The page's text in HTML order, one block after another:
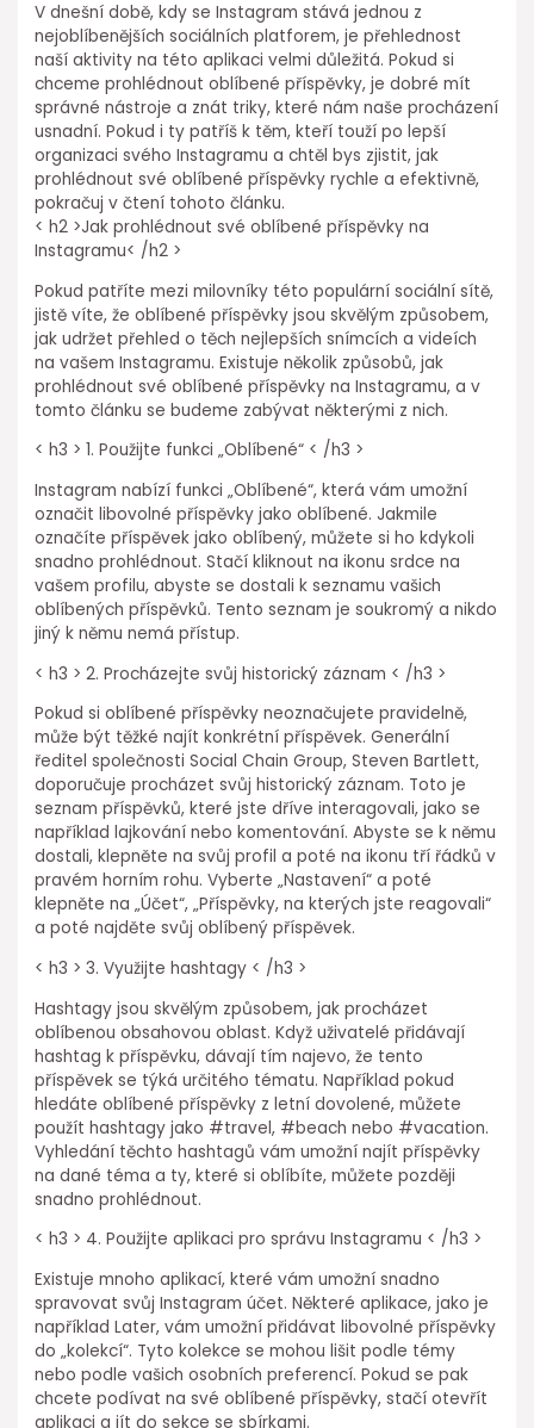
V dnešní době, kdy se Instagram stává jednou z
nejoblíbenějších sociálních platforem, je přehlednost
naší aktivity na této aplikaci velmi důležitá. Pokud si
chceme prohlédnout oblíbené příspěvky, je dobré mít
správné nástroje a znát triky, které nám naše procházení
usnadní. Pokud i ty patříš k těm, kteří touží po lepší
organizaci svého Instagramu a chtěl bys zjistit, jak
prohlédnout své oblíbené příspěvky rychle a efektivně,
pokračuj v čtení tohoto článku.
< h2 >Jak prohlédnout své oblíbené příspěvky na
Instagramu< /h2 >
Pokud patříte mezi milovníky této populární sociální sítě,
jistě víte, že oblíbené příspěvky jsou skvělým způsobem,
jak udržet přehled o těch nejlepších snímcích a videích
na vašem Instagramu. Existuje několik způsobů, jak
prohlédnout své oblíbené příspěvky na Instagramu, a v
tomto článku se budeme zabývat některými z nich.
< h3 > 1. Použijte funkci „Oblíbené“ < /h3 >
Instagram nabízí funkci „Oblíbené“, která vám umožní
označit libovolné příspěvky jako oblíbené. Jakmile
označíte příspěvek jako oblíbený, můžete si ho kdykoli
snadno prohlédnout. Stačí kliknout na ikonu srdce na
vašem profilu, abyste se dostali k seznamu vašich
oblíbených příspěvků. Tento seznam je soukromý a nikdo
jiný k němu nemá přístup.
< h3 > 2. Procházejte svůj historický záznam < /h3 >
Pokud si oblíbené příspěvky neoznačujete pravidelně,
může být těžké najít konkrétní příspěvek. Generální
ředitel společnosti Social Chain Group, Steven Bartlett,
doporučuje procházet svůj historický záznam. Toto je
seznam příspěvků, které jste dříve interagovali, jako se
například lajkování nebo komentování. Abyste se k němu
dostali, klepněte na svůj profil a poté na ikonu tří řádků v
pravém horním rohu. Vyberte „Nastavení“ a poté
klepněte na „Účet“, „Příspěvky, na kterých jste reagovali“
a poté najděte svůj oblíbený příspěvek.
< h3 > 3. Využijte hashtagy < /h3 >
Hashtagy jsou skvělým způsobem, jak procházet
oblíbenou obsahovou oblast. Když uživatelé přidávají
hashtag k příspěvku, dávají tím najevo, že tento
příspěvek se týká určitého tématu. Například pokud
hledáte oblíbené příspěvky z letní dovolené, můžete
použít hashtagy jako #travel, #beach nebo #vacation.
Vyhledání těchto hashtagů vám umožní najít příspěvky
na dané téma a ty, které si oblíbíte, můžete později
snadno prohlédnout.
< h3 > 4. Použijte aplikaci pro správu Instagramu < /h3 >
Existuje mnoho aplikací, které vám umožní snadno
spravovat svůj Instagram účet. Některé aplikace, jako je
například Later, vám umožní přidávat libovolné příspěvky
do „kolekcí“. Tyto kolekce se mohou lišit podle témy
nebo podle vašich osobních preferencí. Pokud se pak
chcete podívat na své oblíbené příspěvky, stačí otevřít
aplikaci a jít do sekce se sbírkami.